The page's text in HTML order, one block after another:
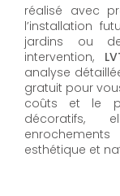
réalisé avec
l’installation
jardins ou
intervention,
analyse
gratuit pour
coûts et le
décoratifs,
esthétique et